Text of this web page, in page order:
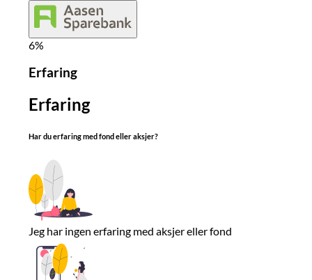
6%
Erfaring
Erfaring
Har du erfaring med fond eller aksjer?
Jeg har ingen erfaring med aksjer eller fond